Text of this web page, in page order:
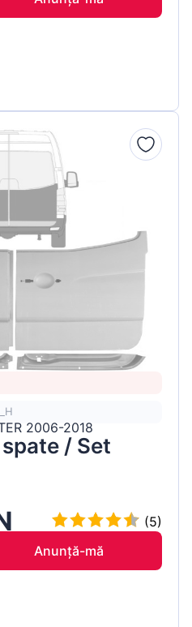
2006-2018
/ Set
(5)
Anunță-mă